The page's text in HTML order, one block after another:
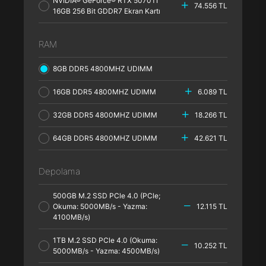
16GB 256 Bit GDDR7 Ekran Kartı
74.556 TL
RAM
8GB DDR5 4800MHZ UDIMM
16GB DDR5 4800MHZ UDIMM 6.089 TL
32GB DDR5 4800MHZ UDIMM 18.266 TL
64GB DDR5 4800MHZ UDIMM 42.621 TL
Depolama
500GB M.2 SSD PCle 4.0 (PCle;
Okuma: 5000MB/s - Yazma:
4100MB/s)
12.115 TL
1TB M.2 SSD PCle 4.0 (Okuma:
5000MB/s - Yazma: 4500MB/s)
10.252 TL